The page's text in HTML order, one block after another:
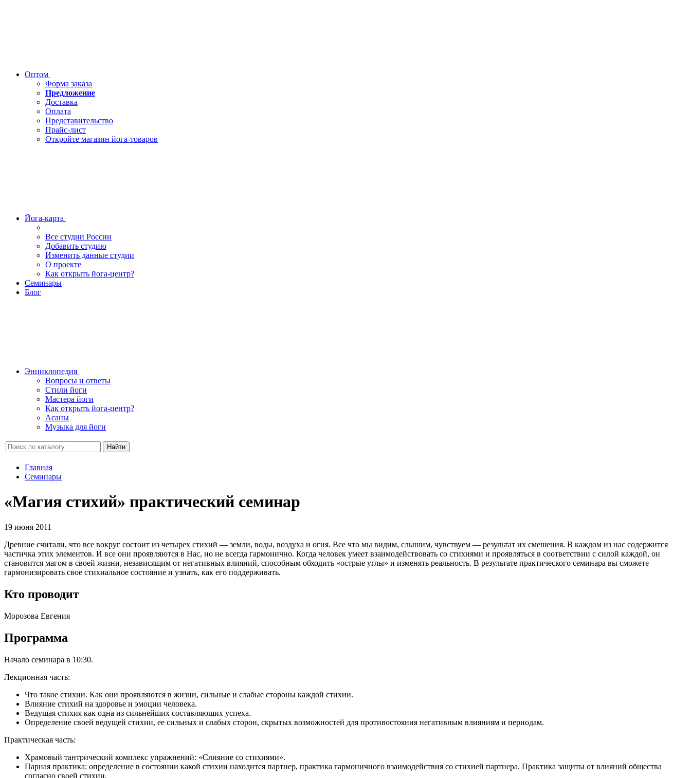
Оптом
Форма заказа
Предложение
Доставка
Оплата
Представительство
Прайс-лист
Откройте магазин йога-товаров
Йога-карта
Все студии России
Добавить студию
Изменить данные студии
О проекте
Как открыть йога-центр?
Семинары
Блог
Энциклопедия
Вопросы и ответы
Стили йоги
Мастера йоги
Как открыть йога-центр?
Асаны
Музыка для йоги
Найти
Главная
Семинары
«Магия стихий» практический семинар
19 июня 2011
Древние считали, что все вокруг состоит из четырех стихий — земли, воды, воздуха и огня. Все что мы видим, слышим, чувствуем — результат их смешения. В каждом из нас содержится
частичка этих элементов. И все они проявляются в Нас, но не всегда гармонично. Когда человек умеет взаимодействовать со стихиями и проявляться в соответствии с силой каждой, он
становится магом в своей жизни, независящим от негативных влияний, способным обходить «острые углы» и изменять реальность. В результате практического семинара вы сможете
гармонизировать свое стихиальное состояние и узнать, как его поддерживать.
Кто проводит
Морозова Евгения
Программа
Начало семинара в 10:30.
Лекционная часть:
Что такое стихии. Как они проявляются в жизни, сильные и слабые стороны каждой стихии.
Влияние стихий на здоровье и эмоции человека.
Ведущая стихия как одна из сильнейших составляющих успеха.
Определение своей ведущей стихии, ее сильных и слабых сторон, скрытых возможностей для противостояния негативным влияниям и периодам.
Практическая часть:
Храмовый тантрический комплекс упражнений: «Слияние со стихиями».
Парная практика: определение в состоянии какой стихии находится партнер, практика гармоничного взаимодействия со стихией партнера. Практика защиты от влияний общества
согласно своей стихии.